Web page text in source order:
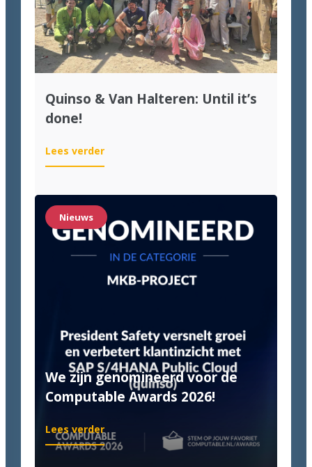
Quinso & Van Halteren: Until it’s
done!
Lees verder:
Quinso
Van
Halteren:
Until
it’s
done!
Nieuws
We zijn genomineerd voor de
Computable Awards 2026!
Lees verder:
We